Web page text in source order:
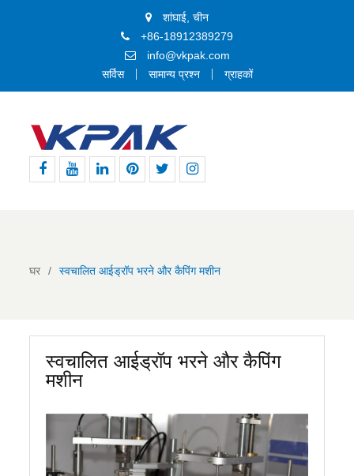
शांघाई, चीन
+86-18912389279
info@vkpak.com
सर्विस
सामान्य प्रश्न ग्राहकों
घर स्वचालित आईड्रॉप भरने और कैपिंग मशीन
स्वचालित आईड्रॉप भरने और कैपिंग
मशीन